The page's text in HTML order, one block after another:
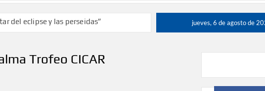
del eclipse y las perseidas”
de ajedrez con 200 jugadores”
de Los Llanos de Aridane
jueves, 6 de agosto de
Trofeo CICAR